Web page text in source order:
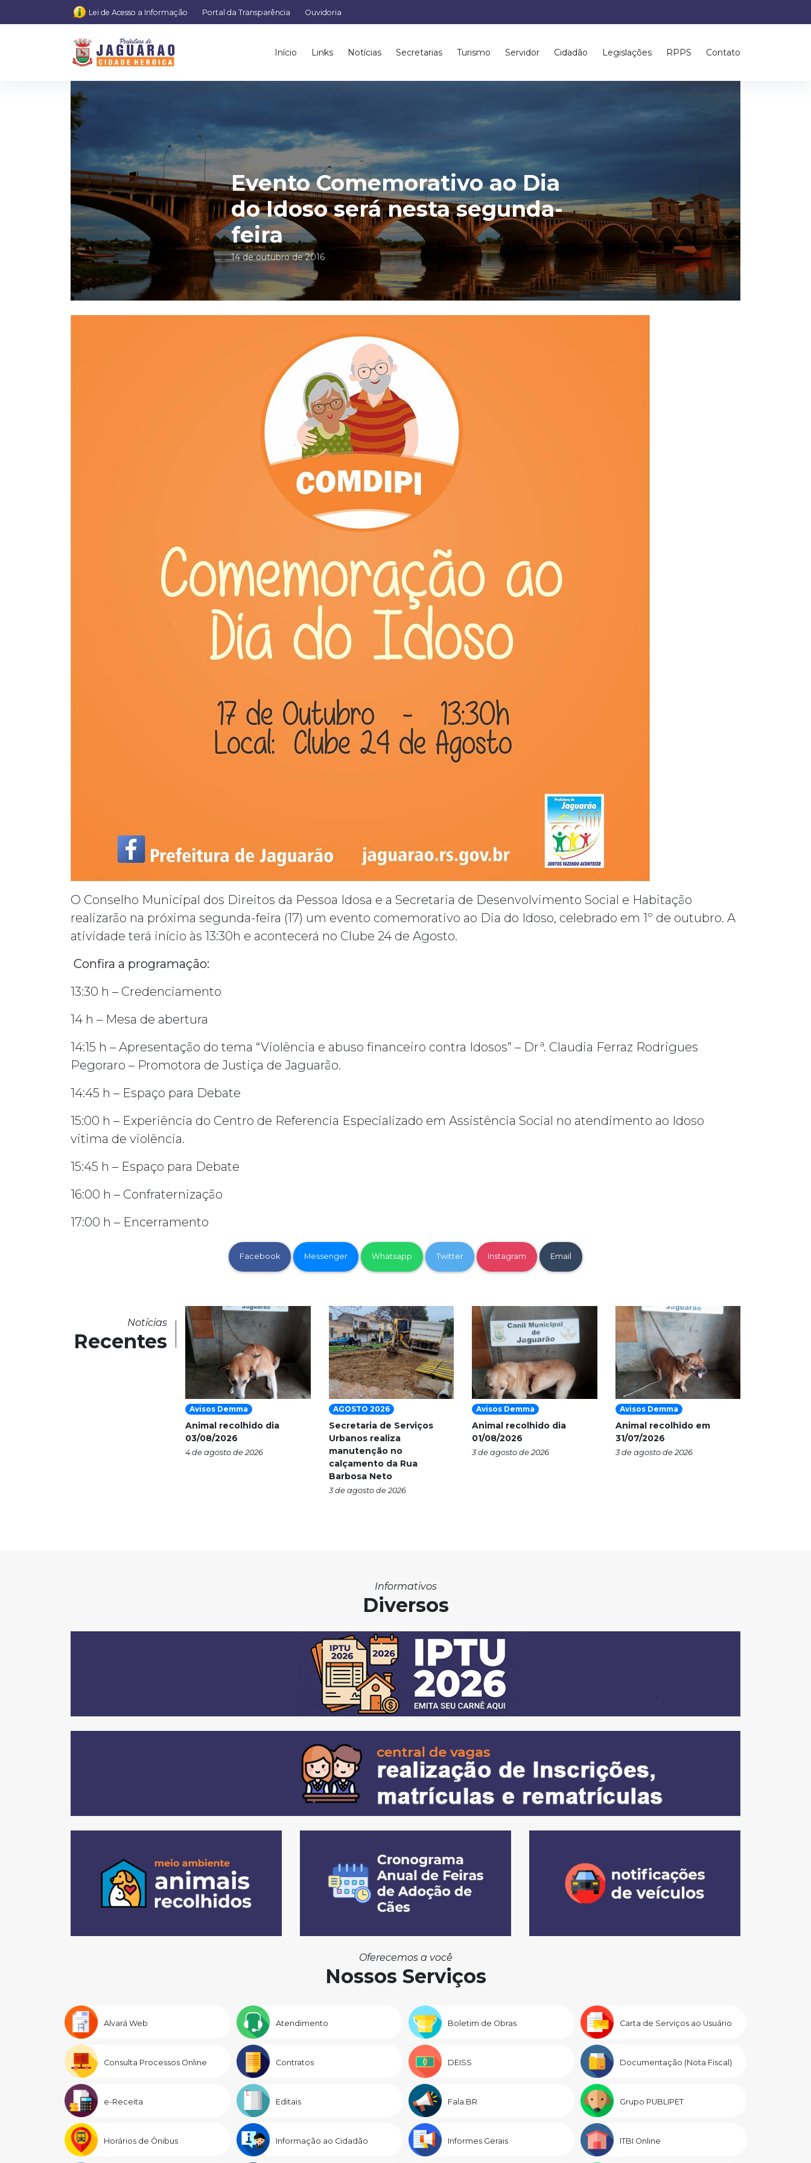
Lei de Acesso a Informação Portal da Transparência Ouvidoria
Início Links Notícias Secretarias Turismo Servidor Cidadão Legislações RPPS Contato
Evento Comemorativo ao Dia
do Idoso será nesta segunda-
feira
14 de outubro de 2016
O Conselho Municipal dos Direitos da Pessoa Idosa e a Secretaria de Desenvolvimento Social e Habitação
realizarão na próxima segunda-feira (17) um evento comemorativo ao Dia do Idoso, celebrado em 1º de outubro. A
atividade terá início às 13:30h e acontecerá no Clube 24 de Agosto.
Confira a programação:
13:30 h – Credenciamento
14 h – Mesa de abertura
14:15 h – Apresentação do tema “Violência e abuso financeiro contra Idosos” – Drª. Claudia Ferraz Rodrigues
Pegoraro – Promotora de Justiça de Jaguarão.
14:45 h – Espaço para Debate
15:00 h – Experiência do Centro de Referencia Especializado em Assistência Social no atendimento ao Idoso
vitima de violência.
15:45 h – Espaço para Debate
16:00 h – Confraternização
17:00 h – Encerramento
Facebook Messenger Whatsapp Twitter Instagram Email
Notícias
Recentes
Avisos Demma
Animal recolhido dia
03/08/2026
4 de agosto de 2026
AGOSTO 2026
Secretaria de Serviços
Urbanos realiza
manutenção no
calçamento da Rua
Barbosa Neto
3 de agosto de 2026
Avisos Demma
Animal recolhido dia
01/08/2026
3 de agosto de 2026
Avisos Demma
Animal recolhido em
31/07/2026
3 de agosto de 2026
Informativos
Diversos
Oferecemos a você
Nossos Serviços
Alvará Web Atendimento Boletim de Obras Carta de Serviços ao Usuário
Consulta Processos Online Contratos DEISS Documentação (Nota Fiscal)
e-Receita Editais Fala.BR Grupo PUBLIPET
Horários de Ônibus Informação ao Cidadão Informes Gerais ITBI Online